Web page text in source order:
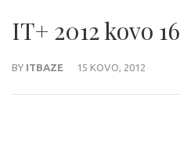
IT+ 2012 kovo 16
BY ITBAZE 15 KOVO, 2012